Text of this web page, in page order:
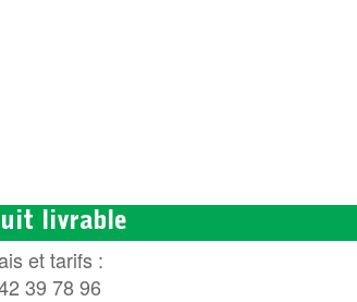
livrable
et tarifs :
39 78 96